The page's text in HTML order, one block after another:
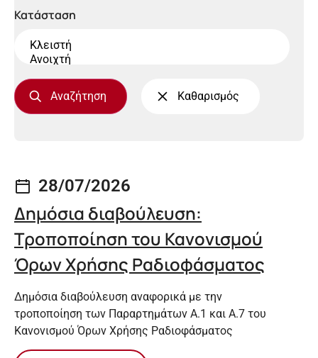
Κατάσταση
28/07/2026
Δημόσια διαβούλευση:
Τροποποίηση του Κανονισμού
Όρων Χρήσης Ραδιοφάσματος
Δημόσια διαβούλευση αναφορικά με την
τροποποίηση των Παραρτημάτων Α.1 και Α.7 του
Κανονισμού Όρων Χρήσης Ραδιοφάσματος